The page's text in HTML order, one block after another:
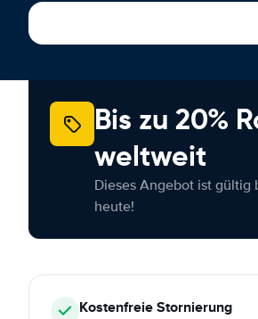
Bis zu 20%
weltweit
Dieses Angebot ist gültig
heute!
KostenfreieStornierung